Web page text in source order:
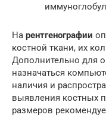
На рентгенографии
костной ткани, их
Дополнительно для
назначаться
наличия и
выявления костных
размеров